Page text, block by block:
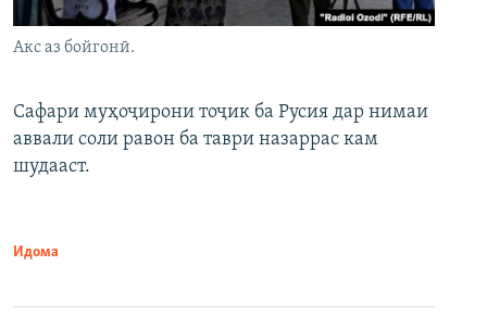
Акс аз бойгонӣ.
Сафари муҳоҷирони тоҷик ба Русия дар нимаи
аввали соли равон ба таври назаррас кам
шудааст.
Идома